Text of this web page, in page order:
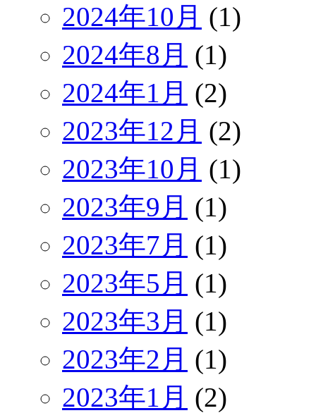
2024年10月 (1)
2024年8月 (1)
2024年1月 (2)
2023年12月 (2)
2023年10月 (1)
2023年9月 (1)
2023年7月 (1)
2023年5月 (1)
2023年3月 (1)
2023年2月 (1)
2023年1月 (2)